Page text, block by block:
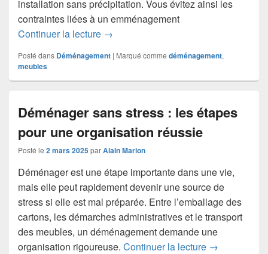
installation sans précipitation. Vous évitez ainsi les
contraintes liées à un emménagement
Continuer la lecture Déménagement : les raisons de louer
→
Posté dans Déménagement | Marqué comme déménagement,
meubles
Déménager sans stress : les étapes
pour une organisation réussie
Posté le 2 mars 2025parAlain Marion
Déménager est une étape importante dans une vie,
mais elle peut rapidement devenir une source de
stress si elle est mal préparée. Entre l’emballage des
cartons, les démarches administratives et le transport
des meubles, un déménagement demande une
organisation rigoureuse. Continuer la lecture Déménager
→